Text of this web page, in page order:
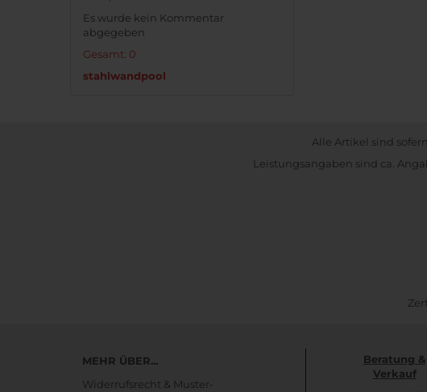
Es wurde kein Kommentar
abgegeben
Gesamt: 0
stahlwandpool
Alle Artikel sind
Leistungsangaben sind ca.
MEHR ÜBER...
Widerrufsrecht & Muster-
Beratung &
Verkauf